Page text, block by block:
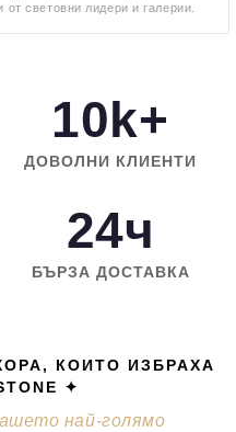
световни лидери и галерии.
10k+
ДОВОЛНИ КЛИЕНТИ
24ч
БЪРЗА ДОСТАВКА
КОИТО ИЗБРАХА
✦
най-голямо